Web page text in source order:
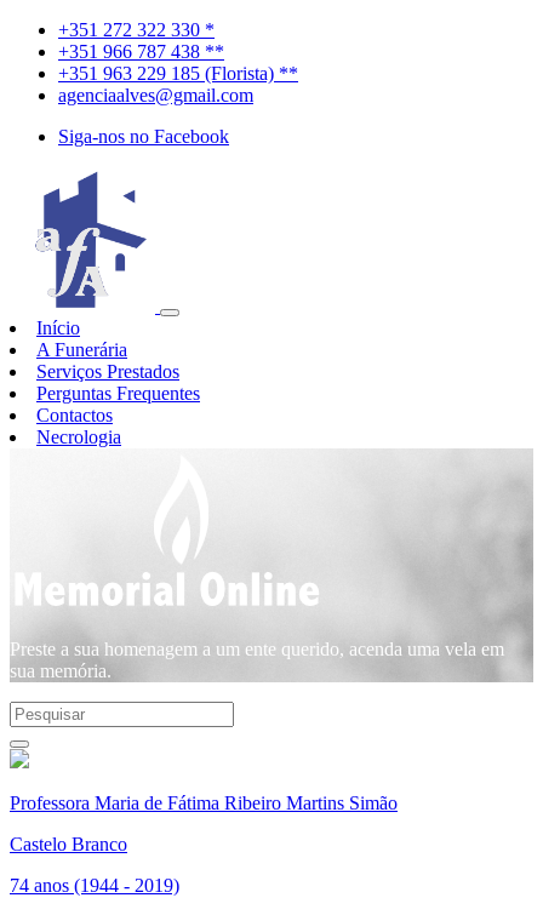
+351 272 322 330 *
+351 966 787 438 **
+351 963 229 185 (Florista) **
agenciaalves@gmail.com
Siga-nos no Facebook
Início
A Funerária
Serviços Prestados
Perguntas Frequentes
Contactos
Necrologia
Preste a sua homenagem a um ente querido, acenda uma vela em
sua memória.
Professora Maria de Fátima Ribeiro Martins Simão
Castelo Branco
74 anos (1944 - 2019)